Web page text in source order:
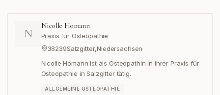
N
Nicolle Homann
Praxis für Osteopathie
38239Salzgitter,Niedersachsen
Nicolle Homann ist als Osteopathin in ihrer Praxis für
Osteopathie in Salzgitter tätig.
ALLGEMEINE OSTEOPATHIE